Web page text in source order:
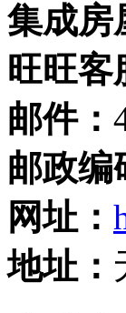
集成房
旺旺客
邮件：
邮政编
网址：
地址：